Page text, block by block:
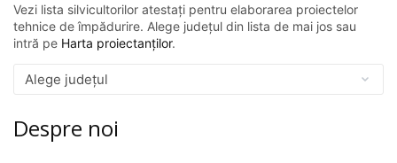
Vezi lista silvicultorilor atestați pentru elaborarea proiectelor
tehnice de împădurire. Alege județul din lista de mai jos sau
intră pe Harta proiectanților.
Despre noi